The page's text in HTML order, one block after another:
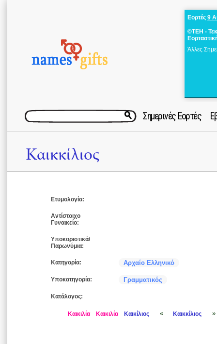
Εορτές 9
©ΤΕΗ -
Άλλες
Σημερινές Εορτές
Καικκίλιος
Ετυμολογία:
Αντίστοιχο
Γυναικείο:
Υποκοριστικά/
Παρωνύμια:
Κατηγορία: Αρχαίο Ελληνικό
Υποκατηγορία: Γραμματικός
Κατάλογος:
Καικιλία Καικιλία Καικίλιος « Καικκίλιος »